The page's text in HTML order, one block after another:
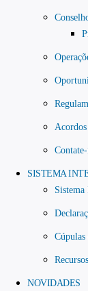
SISTEMA
Cúpulas
NOVIDADES